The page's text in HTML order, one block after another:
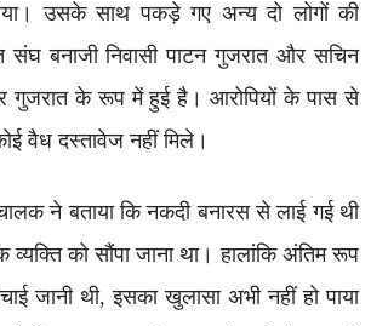
उसके साथ पकड़े गए अन्य दो लोगों की
बनाजी निवासी पाटन गुजरात और सचिन
गुजरात के रूप में हुई है। आरोपियों के पास से
वैध दस्तावेज नहीं मिले।
ने बताया कि नकदी बनारस से लाई गई थी
को सौंपा जाना था। हालांकि अंतिम रूप
जानी थी, इसका खुलासा अभी नहीं हो पाया